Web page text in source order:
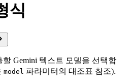
식
할 Gemini 텍스트 모델을 선택합
model 파라미터의 대조표 참조).